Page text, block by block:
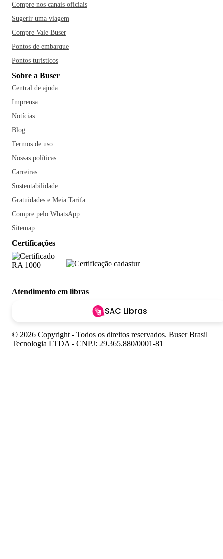
Compre nos canais oficiais
Sugerir uma viagem
Compre Vale Buser
Pontos de embarque
Pontos turísticos
Sobre a Buser
Central de ajuda
Imprensa
Notícias
Blog
Termos de uso
Nossas políticas
Carreiras
Sustentabilidade
Gratuidades e Meia Tarifa
Compre pelo WhatsApp
Sitemap
Certificações
Atendimento em libras
SAC Libras
© 2026 Copyright - Todos os direitos reservados. Buser Brasil
Tecnologia LTDA - CNPJ: 29.365.880/0001-81